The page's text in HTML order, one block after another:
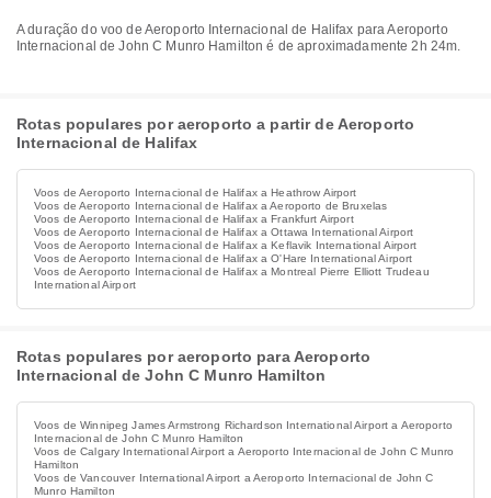
A duração do voo de Aeroporto Internacional de Halifax para Aeroporto
Internacional de John C Munro Hamilton é de aproximadamente 2h 24m.
Rotas populares por aeroporto a partir de Aeroporto
Internacional de Halifax
Voos de Aeroporto Internacional de Halifax a Heathrow Airport
Voos de Aeroporto Internacional de Halifax a Aeroporto de Bruxelas
Voos de Aeroporto Internacional de Halifax a Frankfurt Airport
Voos de Aeroporto Internacional de Halifax a Ottawa International Airport
Voos de Aeroporto Internacional de Halifax a Keflavik International Airport
Voos de Aeroporto Internacional de Halifax a O'Hare International Airport
Voos de Aeroporto Internacional de Halifax a Montreal Pierre Elliott Trudeau
International Airport
Rotas populares por aeroporto para Aeroporto
Internacional de John C Munro Hamilton
Voos de Winnipeg James Armstrong Richardson International Airport a Aeroporto
Internacional de John C Munro Hamilton
Voos de Calgary International Airport a Aeroporto Internacional de John C Munro
Hamilton
Voos de Vancouver International Airport a Aeroporto Internacional de John C
Munro Hamilton